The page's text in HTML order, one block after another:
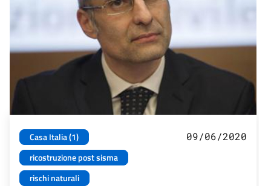
Casa Italia (1)
ricostruzione post sisma
rischi naturali
09/06/2020